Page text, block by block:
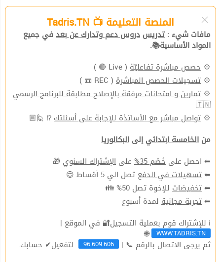
المنصة التعليمة 📺 Tadris.TN
مافات شيء : تدريس دروس دعم وتدارك عن بعد في جميع
المواد الأساسية📚.
💠 حصص مباشرة تفاعليّة ( Live 🔴 )
💠 تسجيلات الحصص المباشرة ( REC 📼 )
💠 تمارين و امتحانات مرفقة بالإصلاح مطابقة للبرنامج الرسمي
🇹🇳
💠 تواصل مباشر مع الأساتذة للإجابة على أسئلتك⁉ 🙋🏼
من الخامسة ابتدائي إلى البكالوريا
⬅ احصل على خَصْم 35% على الإشتراك السنوي 🎁
⬅تسهيلات في الدفع تصل الي 5 أقساط 😍
⬅تخفيضات للإخوة تصل 50% 👪
⬅تجربة مجانية لمدة أسبوع
ℹ للإشتراك قوم بعملية التسجيل🔐 في الموقع |
WWW.TADRIS.TN
🌐
ثم يرجى الاتصال بالرقم 📞 | 96.609.606 لتفعيل✔ حسابك.